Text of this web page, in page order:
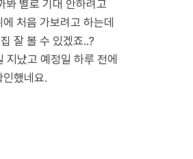
봐 별로 기대 안하려고
처음 가보려고 하는데
잘 볼 수 있겠죠..?
났고 예정일 하루 전에
인했네요.